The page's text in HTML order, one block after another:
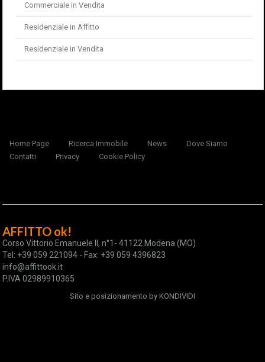
Commerciale in Vendita
Residenziale in Affitto
Residenziale in Vendita
Home Page Ricerca Immobile News
Dove Siamo
Contatti
Privacy Cookie Policy
AFFITTO ok!
Corso Vittorio Emanuele II, n°1- 41122 Modena (MO)
Tel: +39 059 221094 - Fax: +39 059 4396823
info@affittook.it
P.IVA 02989910365
Sito e posizionamento by KONDIVIDI